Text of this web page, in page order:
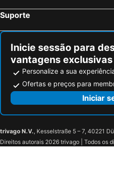
Suporte
Inicie sessão para
vantagens
Personalize a sua
Ofertas e preços para
Iniciar
trivago N.V., Kesselstraße 5 – 7, 40221
Direitos autorais 2026 trivago | Todos os